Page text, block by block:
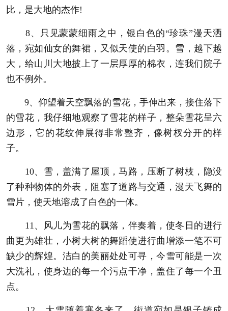
比，是大地的杰作!
8、只见蒙蒙细雨之中，银白色的“珍珠”漫天洒
落，宛如仙女的舞裙，又似天使的白羽。雪，越下越
大，给山川大地披上了一层厚厚的棉衣，连我们院子
也不例外。
9、仰望着天空飘落的雪花，手伸出来，接住落下
的雪花，我仔细地观察了雪花的样子，整朵雪花呈六
边形，它的花纹伸展得非常整齐，像树杈分开的样
子。
10、雪，盖满了屋顶，马路，压断了树枝，隐没
了种种物体的外表，阻塞了道路与交通，漫天飞舞的
雪片，使天地溶成了白色的一体。
11、风儿为雪花的飘落，伴奏着，使冬日的进行
曲更为雄壮，小树大树的舞蹈使进行曲增添一笔不可
缺少的辉煌。洁白的美丽处处可寻，今雪可能是一次
大洗礼，使身边的每一个污点干净，盖住了每一个丑
点。